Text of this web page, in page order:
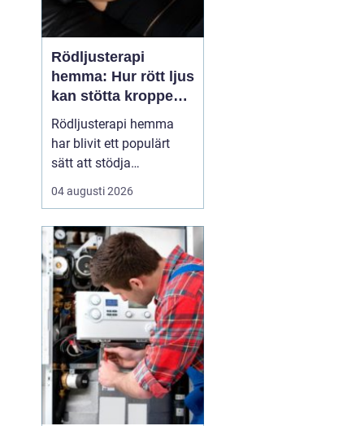
Rödljusterapi
hemma: Hur rött ljus
kan stötta kroppens
återhämtning
Rödljusterapi hemma
har blivit ett populärt
sätt att stödja
återhämtning, hudhälsa
och sömn utan
behandlingar. Metoden
bygger på kontrollerad
exponering för rött och
n&...
04 augusti 2026